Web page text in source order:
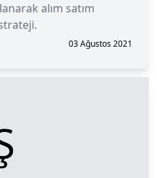
alım satım
03 Ağustos 2021